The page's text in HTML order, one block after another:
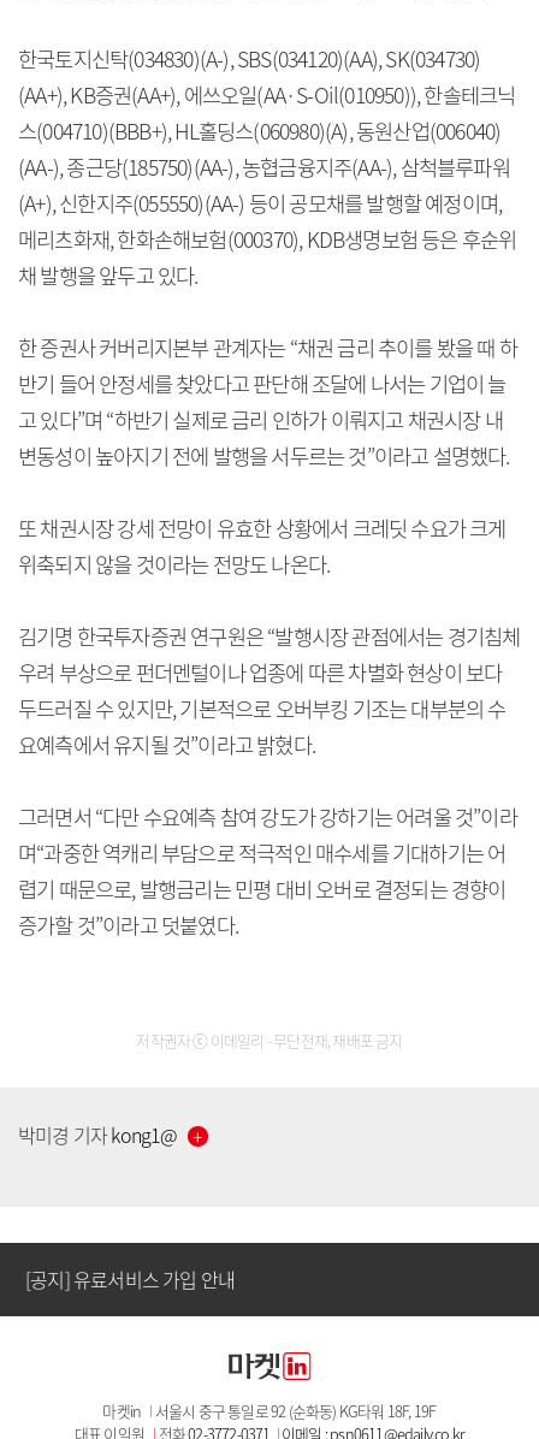
한국토지신탁(034830)(A-), SBS(034120)(AA), SK(034730)
(AA+), KB증권(AA+), 에쓰오일(AA·S-Oil(010950)), 한솔테크닉
스(004710)(BBB+), HL홀딩스(060980)(A), 동원산업(006040)
(AA-), 종근당(185750)(AA-), 농협금융지주(AA-), 삼척블루파워
(A+), 신한지주(055550)(AA-) 등이 공모채를 발행할 예정이며,
메리츠화재, 한화손해보험(000370), KDB생명보험 등은 후순위
채 발행을 앞두고 있다.
한 증권사 커버리지본부 관계자는 “채권 금리 추이를 봤을 때 하
반기 들어 안정세를 찾았다고 판단해 조달에 나서는 기업이 늘
고 있다”며 “하반기 실제로 금리 인하가 이뤄지고 채권시장 내
변동성이 높아지기 전에 발행을 서두르는 것”이라고 설명했다.
또 채권시장 강세 전망이 유효한 상황에서 크레딧 수요가 크게
위축되지 않을 것이라는 전망도 나온다.
김기명 한국투자증권 연구원은 “발행시장 관점에서는 경기침체
우려 부상으로 펀더멘털이나 업종에 따른 차별화 현상이 보다
두드러질 수 있지만, 기본적으로 오버부킹 기조는 대부분의 수
요예측에서 유지될 것”이라고 밝혔다.
그러면서 “다만 수요예측 참여 강도가 강하기는 어려울 것”이라
며“과중한 역캐리 부담으로 적극적인 매수세를 기대하기는 어
렵기 때문으로, 발행금리는 민평 대비 오버로 결정되는 경향이
증가할 것”이라고 덧붙였다.
저작권자 ⓒ 이데일리 - 무단전재, 재배포 금지
박미경 기자kong1@
[공지] 유료서비스 가입 안내
[공지] 유료서비스 가입 안내
[공지] 새로워진 마켓인, 성공투자 창을 열다
[공지] 유료서비스 가입 안내
마켓in I 서울시 중구 통일로 92 (순화동) KG타워 18F, 19F
대표 이익원 I 전화02-3772-0371 I이메일 : psn0611@edaily.co.kr